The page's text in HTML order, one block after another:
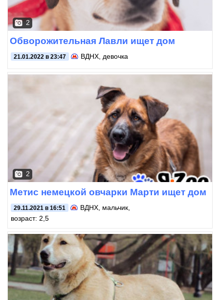
2
Обворожительная Лавли ищет дом
21.01.2022 в 23:47 ВДНХ , девочка
2
Метис немецкой овчарки Марти ищет дом
29.11.2021 в 16:51 ВДНХ, мальчик,
возраст: 2,5